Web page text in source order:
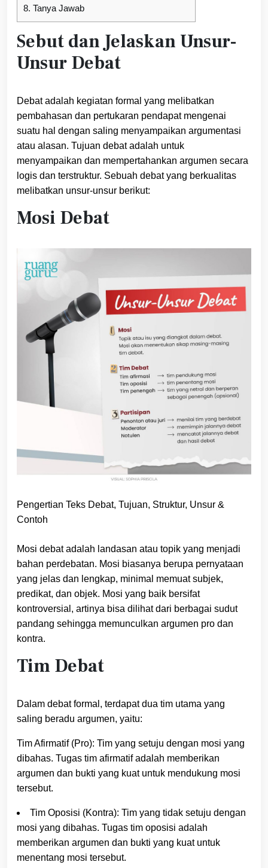
8. Tanya Jawab
Sebut dan Jelaskan Unsur-
Unsur Debat
Debat adalah kegiatan formal yang melibatkan
pembahasan dan pertukaran pendapat mengenai
suatu hal dengan saling menyampaikan argumentasi
atau alasan. Tujuan debat adalah untuk
menyampaikan dan mempertahankan argumen secara
logis dan terstruktur. Sebuah debat yang berkualitas
melibatkan unsur-unsur berikut:
Mosi Debat
Pengertian Teks Debat, Tujuan, Struktur, Unsur &
Contoh
Mosi debat adalah landasan atau topik yang menjadi
bahan perdebatan. Mosi biasanya berupa pernyataan
yang jelas dan lengkap, minimal memuat subjek,
predikat, dan objek. Mosi yang baik bersifat
kontroversial, artinya bisa dilihat dari berbagai sudut
pandang sehingga memunculkan argumen pro dan
kontra.
Tim Debat
Dalam debat formal, terdapat dua tim utama yang
saling beradu argumen, yaitu:
Tim Afirmatif (Pro): Tim yang setuju dengan mosi yang
dibahas. Tugas tim afirmatif adalah memberikan
argumen dan bukti yang kuat untuk mendukung mosi
tersebut.
Tim Oposisi (Kontra): Tim yang tidak setuju dengan
mosi yang dibahas. Tugas tim oposisi adalah
memberikan argumen dan bukti yang kuat untuk
menentang mosi tersebut.